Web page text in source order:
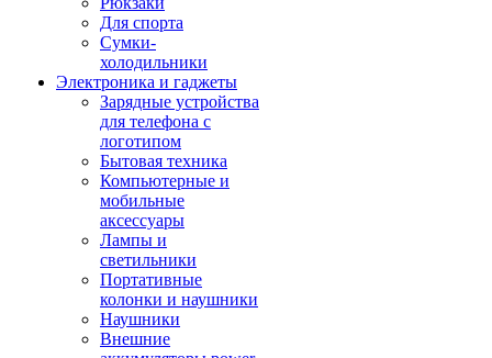
Для спорта
Сумки-
холодильники
Электроника и гаджеты
Зарядные устройства
для телефона с
логотипом
Бытовая техника
Компьютерные и
мобильные
аксессуары
Лампы и
светильники
Портативные
колонки и наушники
Наушники
Внешние